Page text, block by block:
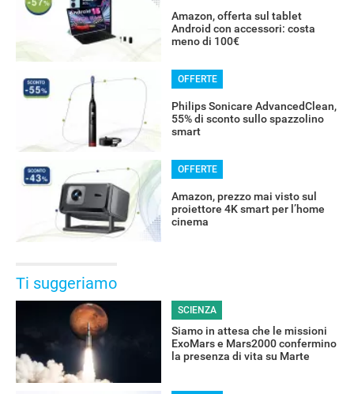
Amazon, offerta sul tablet
Android con accessori: costa
meno di 100€
OFFERTE
Philips Sonicare AdvancedClean,
55% di sconto sullo spazzolino
smart
OFFERTE
Amazon, prezzo mai visto sul
proiettore 4K smart per l’home
cinema
Ti suggeriamo
SCIENZA
Siamo in attesa che le missioni
ExoMars e Mars2000 confermino
la presenza di vita su Marte